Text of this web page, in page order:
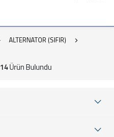
ALTERNATOR (SIFIR)
14Ürün Bulundu